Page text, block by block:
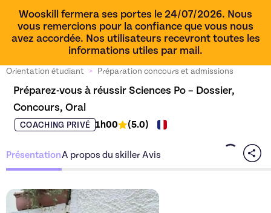
Wooskill fermera ses portes le 24/07/2026. Nous
vous remercions pour la confiance que vous nous
avez accordée. Nos utilisateurs recevront toutes les
informations utiles par mail.
Orientation étudiant > Préparation concours et admissions
Préparez-vous à réussir Sciences Po – Dossier,
Concours, Oral
COACHING PRIVÉ 1h00 (5.0)
PrésentationA propos du skillerAvis